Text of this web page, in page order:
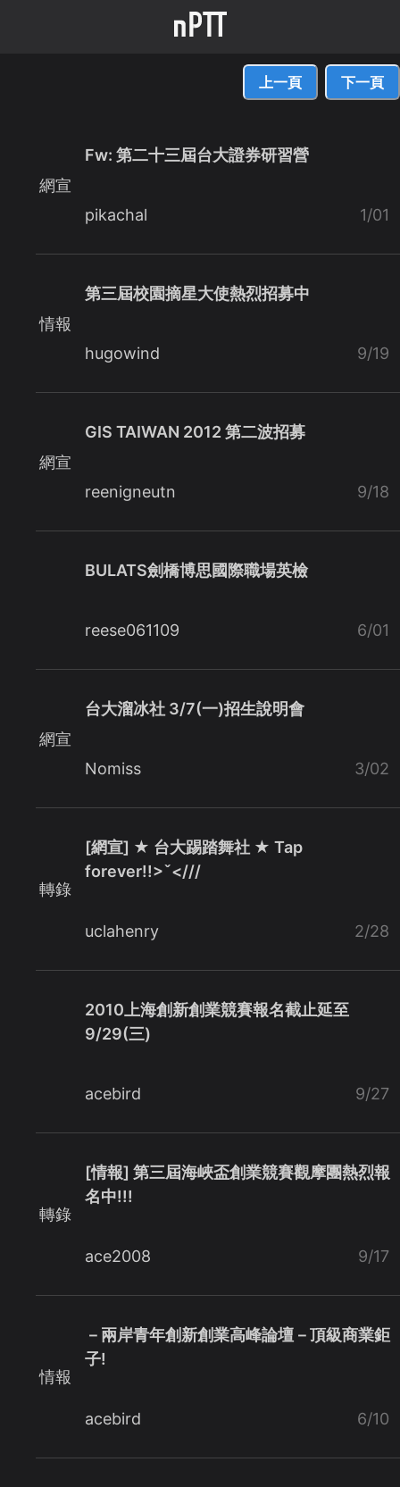
上一頁 下一頁
網宣
Fw: 第二十三屆台大證券研習營
pikachal 1/01
情報
第三屆校園摘星大使熱烈招募中
hugowind 9/19
網宣
GIS TAIWAN 2012 第二波招募
reenigneutn 9/18
BULATS劍橋博思國際職場英檢
reese061109 6/01
網宣
台大溜冰社 3/7(一)招生說明會
Nomiss 3/02
轉錄
[網宣] ★ 台大踢踏舞社 ★ Tap
forever!!>ˇ<///
uclahenry 2/28
2010上海創新創業競賽報名截止延至
9/29(三)
acebird 9/27
轉錄
[情報] 第三屆海峽盃創業競賽觀摩團熱烈報
名中!!!
ace2008 9/17
情報
－兩岸青年創新創業高峰論壇－頂級商業鉅
子!
acebird 6/10